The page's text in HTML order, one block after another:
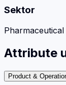
Sektor
Pharmaceutical
Attribute
Product &